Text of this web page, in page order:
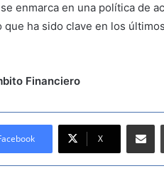
enmarca en una política de
que ha sido clave en los
Financiero
X